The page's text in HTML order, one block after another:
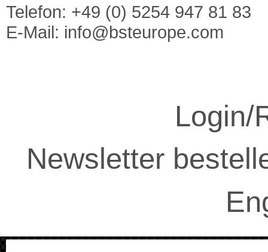
Telefon: +49 (0) 5254 947 81 83
E-Mail: info@bsteurope.com
Login/
Newsletter